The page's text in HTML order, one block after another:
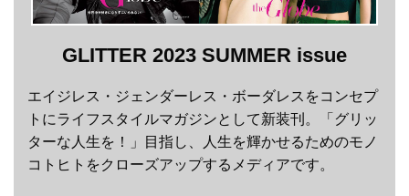
GLITTER 2023 SUMMER issue
エイジレス・ジェンダーレス・ボーダレスをコンセプ
トにライフスタイルマガジンとして新装刊。「グリッ
ターな人生を！」目指し、人生を輝かせるためのモノ
コトヒトをクローズアップするメディアです。